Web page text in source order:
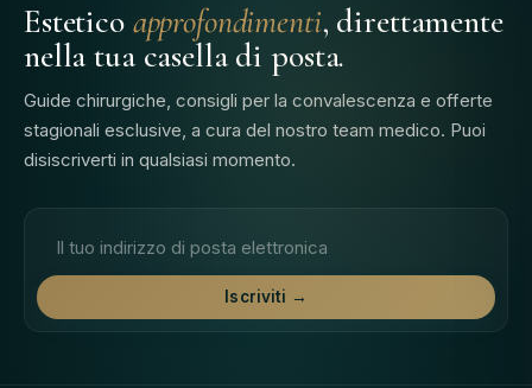
Estetico approfondimenti, direttamente
nella tua casella di posta.
Guide chirurgiche, consigli per la convalescenza e offerte
stagionali esclusive, a cura del nostro team medico. Puoi
disiscriverti in qualsiasi momento.
Iscriviti →